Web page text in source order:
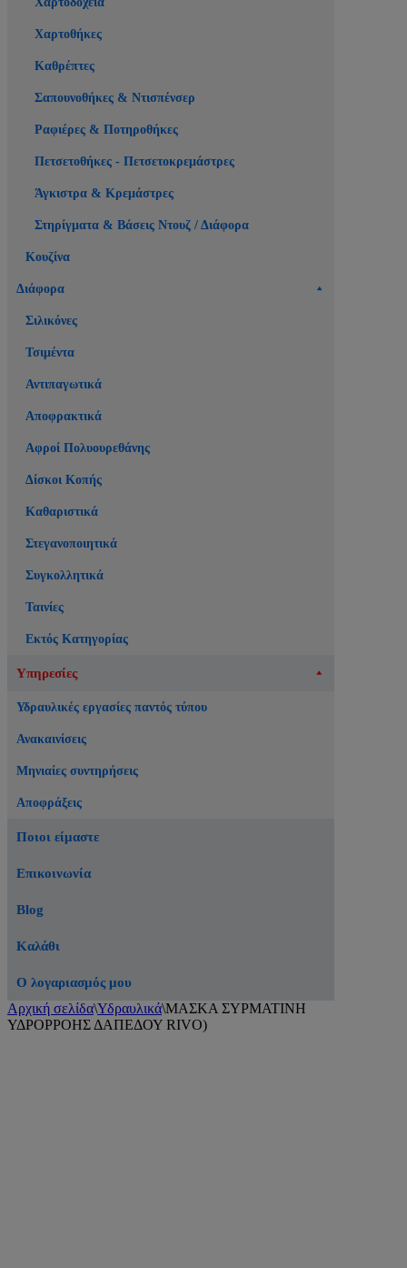
Χαρτοθήκες
Καθρέπτες
Σαπουνοθήκες & Ντισπένσερ
Ραφιέρες & Ποτηροθήκες
Πετσετοθήκες - Πετσετοκρεμάστρες
Άγκιστρα & Κρεμάστρες
Στηρίγματα & Βάσεις Ντουζ / Διάφορα
Κουζίνα
Διάφορα
Σιλικόνες
Τσιμέντα
Αντιπαγωτικά
Αποφρακτικά
Αφροί Πολυουρεθάνης
Δίσκοι Κοπής
Καθαριστικά
Στεγανοποιητικά
Συγκολλητικά
Ταινίες
Εκτός Κατηγορίας
Υπηρεσίες
Υδραυλικές εργασίες παντός τύπου
Ανακαινίσεις
Μηνιαίες συντηρήσεις
Αποφράξεις
Ποιοι είμαστε
Επικοινωνία
Blog
Καλάθι
Ο λογαριασμός μου
Αρχική σελίδα\Υδραυλικά\ΜΑΣΚΑ ΣΥΡΜΑΤΙΝΗ
ΥΔΡΟΡΡΟΗΣ ΔΑΠΕΔΟΥ RIVO)